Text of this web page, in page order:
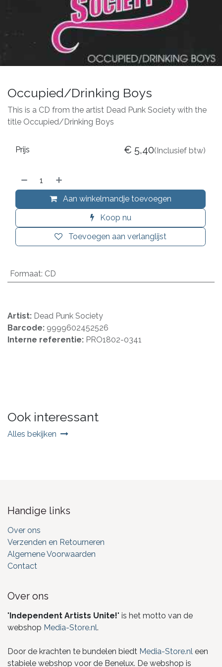
Occupied/Drinking Boys
This is a CD from the artist Dead Punk Society with the
title Occupied/Drinking Boys
Aan winkelmandje toevoegen
Koop nu
Toevoegen aan verlanglijst
Prijs € 5,40(Inclusief btw)
Formaat: CD
Artist: Dead Punk Society
Barcode: 9999602452526
Interne referentie: PRO1802-0341
Ook interessant
Alles bekijken
Handige links
Over ons
Verzenden en Retourneren
Algemene Voorwaarden
Contact
Over ons
"Independent Artists Unite!" is het motto van de
webshop Media-Store.nl.
Door de krachten te bundelen biedt Media-Store.nl een
stabiele webshop voor de Benelux. De webshop is